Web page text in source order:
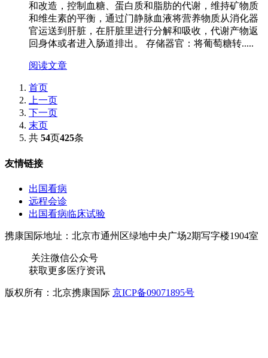
和改造，控制血糖、蛋白质和脂肪的代谢，维持矿物质
和维生素的平衡，通过门静脉血液将营养物质从消化器
官运送到肝脏，在肝脏里进行分解和吸收，代谢产物返
回身体或者进入肠道排出。 存储器官：将葡萄糖转.....
阅读文章
首页
上一页
下一页
末页
共 54页425条
友情链接
出国看病
远程会诊
出国看病临床试验
携康国际地址：北京市通州区绿地中央广场2期写字楼1904室
关注微信公众号
获取更多医疗资讯
版权所有：北京携康国际 京ICP备09071895号